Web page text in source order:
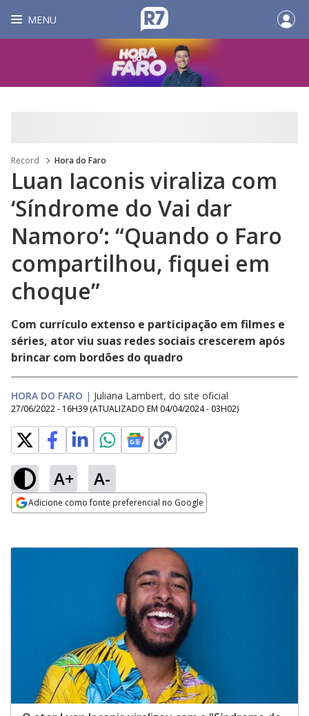
MENU
Record Hora do Faro
Luan Iaconis viraliza com
‘Síndrome do Vai dar
Namoro’: “Quando o Faro
compartilhou, fiquei em
choque”
Com currículo extenso e participação em filmes e
séries, ator viu suas redes sociais crescerem após
brincar com bordões do quadro
HORA DO FARO | Juliana Lambert, do site oficial
27/06/2022 - 16H39 (ATUALIZADO EM 04/04/2024 - 03H02)
A+ A-
Adicione como fonte preferencial no Google